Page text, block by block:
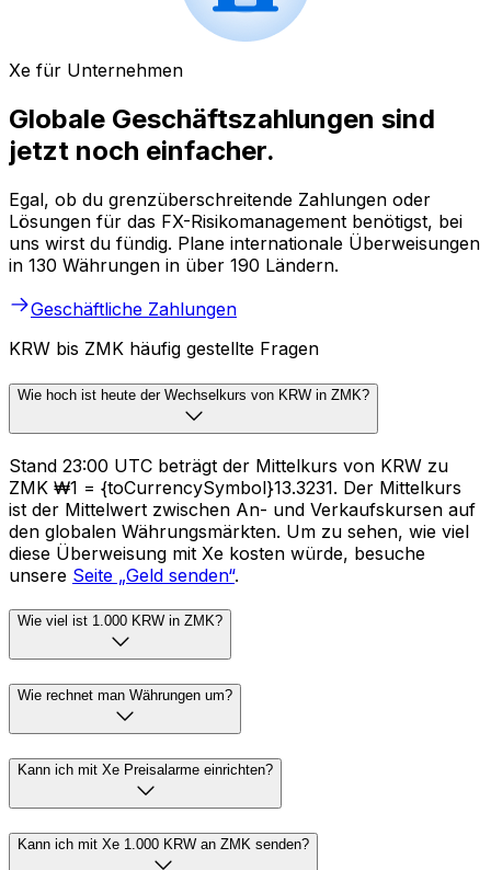
Xe für Unternehmen
Globale Geschäftszahlungen sind
jetzt noch einfacher.
Egal, ob du grenzüberschreitende Zahlungen oder
Lösungen für das FX-Risikomanagement benötigst, bei
uns wirst du fündig. Plane internationale Überweisungen
in 130 Währungen in über 190 Ländern.
Geschäftliche Zahlungen
KRW bis ZMK häufig gestellte Fragen
Wie hoch ist heute der Wechselkurs von KRW in ZMK?
Stand 23:00 UTC beträgt der Mittelkurs von KRW zu
ZMK ₩1 = {toCurrencySymbol}13.3231. Der Mittelkurs
ist der Mittelwert zwischen An- und Verkaufskursen auf
den globalen Währungsmärkten. Um zu sehen, wie viel
diese Überweisung mit Xe kosten würde, besuche
unsere Seite „Geld senden“.
Wie viel ist 1.000 KRW in ZMK?
Wie rechnet man Währungen um?
Kann ich mit Xe Preisalarme einrichten?
Kann ich mit Xe 1.000 KRW an ZMK senden?